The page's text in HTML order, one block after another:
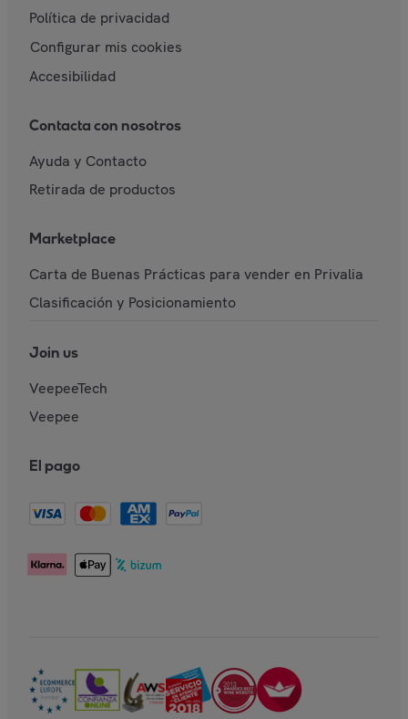
Política de privacidad
Configurar mis cookies
Accesibilidad
Contacta con nosotros
Ayuda y Contacto
Retirada de productos
Marketplace
Carta de Buenas Prácticas para vender en Privalia
Clasificación y Posicionamiento
Join us
VeepeeTech
Veepee
El pago